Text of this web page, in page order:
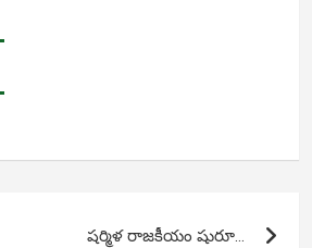
షర్మిళ రాజకీయం షురూ…